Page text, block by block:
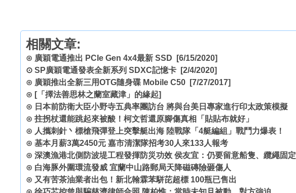
相關文章:
⊙ 廣穎電通推出 PCIe Gen 4x4最新 SSD [6/15/2020]
⊙ SP廣穎電通發表全新系列 SDXC記憶卡 [2/4/2020]
⊙ 廣穎推出全新三用OTG隨身碟 Mobile C50 [7/27/2017]
⊙ [「擇法善思林之蘭室藏津」的緣起]
⊙ 日本前防衛大臣小野寺五典率團訪台 將與台美日專家進行印太政策模擬
⊙ 拄拐杖還能跳起來被酸！柯文哲還原腳傷真相「貼貼布就好」
⊙ 人攜刺針丶標槍飛彈登上突擊艇出海 陸戰隊「4艇編組」戰鬥力爆表！
⊙ 基本月薪3萬2450元 嘉市清潔隊招考30人來133人報考
⊙ 深澳漁港北側防波堤工程發揮防災功效 侯友宜：仍要留意船隻、纜繩固定
⊙ 白海豚外圍環流發威 宜蘭中山路郵局天降磁磚險砸傷人
⊙ 又有苦茶油業者出包！新北翰霖苯駢芘超標 100瓶已售出